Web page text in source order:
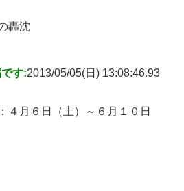
轟沈
す:2013/05/05(日) 13:08:46.93
月６日（土）～６月１０日